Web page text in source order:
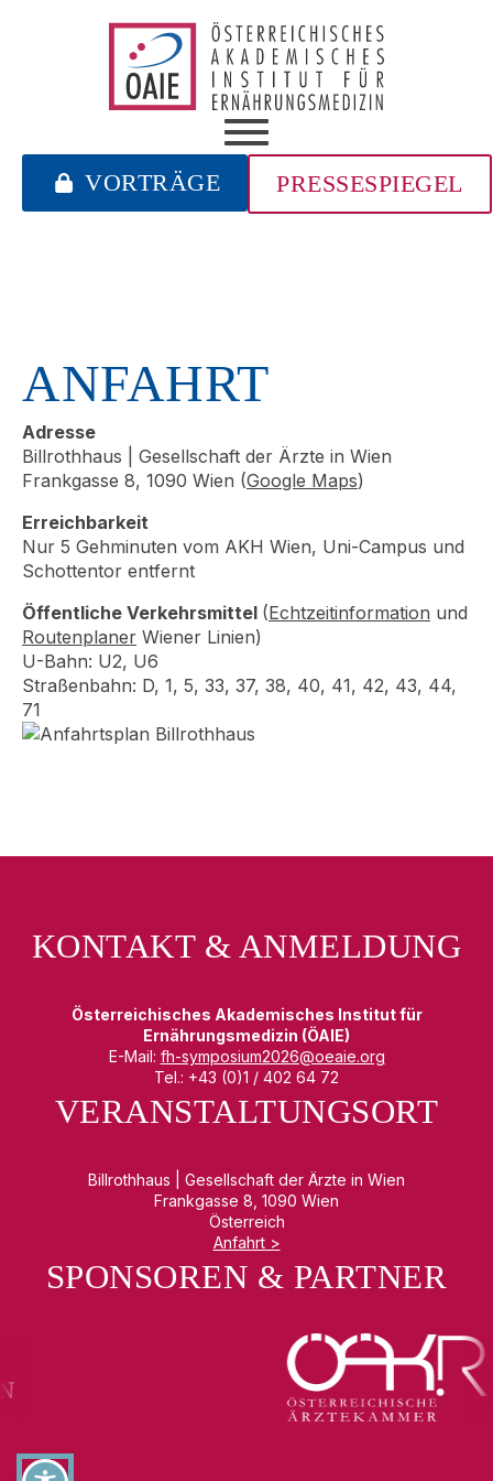
VORTRÄGE PRESSESPIEGEL
ANFAHRT
Adresse
Billrothhaus | Gesellschaft der Ärzte in Wien
Frankgasse 8, 1090 Wien (Google Maps)
Erreichbarkeit
Nur 5 Gehminuten vom AKH Wien, Uni-Campus und
Schottentor entfernt
Öffentliche Verkehrsmittel (Echtzeitinformation und
Routenplaner Wiener Linien)
U-Bahn: U2, U6
Straßenbahn: D, 1, 5, 33, 37, 38, 40, 41, 42, 43, 44,
71
KONTAKT & ANMELDUNG
Österreichisches Akademisches Institut für
Ernährungsmedizin (ÖAIE)
E-Mail: fh-symposium2026@oeaie.org
Tel.: +43 (0)1 / 402 64 72
VERANSTALTUNGSORT
Billrothhaus | Gesellschaft der Ärzte in Wien
Frankgasse 8, 1090 Wien
Österreich
Anfahrt >
SPONSOREN & PARTNER